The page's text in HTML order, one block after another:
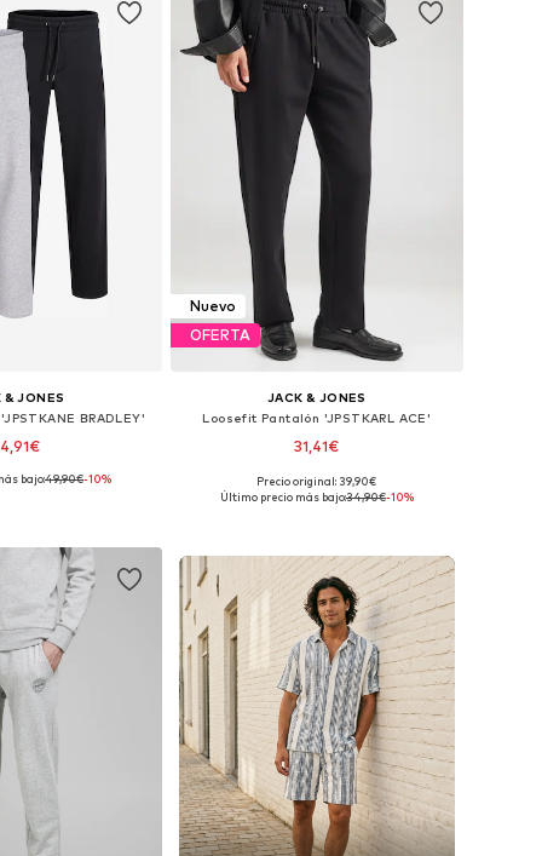
& JONES
BRADLEY'
muchas tallas
bajo:49,90€-10%
Nuevo
OFERTA
JACK & JONES
Loosefit Pantalón 'JPSTKARL ACE'
31,41€
Disponible en muchas tallas
Precio original: 39,90€
Último precio más bajo:34,90€-10%